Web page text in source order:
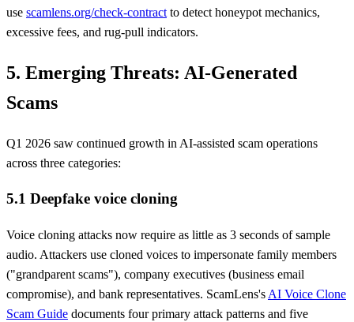
use scamlens.org/check-contract to detect honeypot mechanics,
excessive fees, and rug-pull indicators.
5. Emerging Threats: AI-Generated
Scams
Q1 2026 saw continued growth in AI-assisted scam operations
across three categories:
5.1 Deepfake voice cloning
Voice cloning attacks now require as little as 3 seconds of sample
audio. Attackers use cloned voices to impersonate family members
("grandparent scams"), company executives (business email
compromise), and bank representatives. ScamLens's AI Voice Clone
Scam Guide documents four primary attack patterns and five